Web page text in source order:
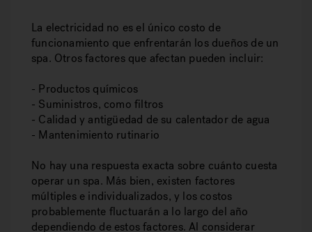
La electricidad no es el único costo de
funcionamiento que enfrentarán los dueños de un
spa. Otros factores que afectan pueden incluir:
- Productos químicos
- Suministros, como filtros
- Calidad y antigüedad de su calentador de agua
- Mantenimiento rutinario
No hay una respuesta exacta sobre cuánto cuesta
operar un spa. Más bien, existen factores
múltiples e individualizados, y los costos
probablemente fluctuarán a lo largo del año
dependiendo de estos factores. Al considerar